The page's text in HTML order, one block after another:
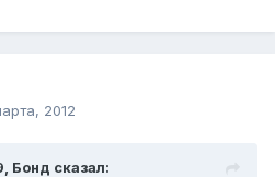
2012
Бонд сказал: